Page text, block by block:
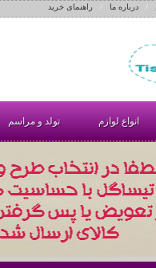
/درباره ما /راهنمای خرید
انواع لوازم تولد و مراسم